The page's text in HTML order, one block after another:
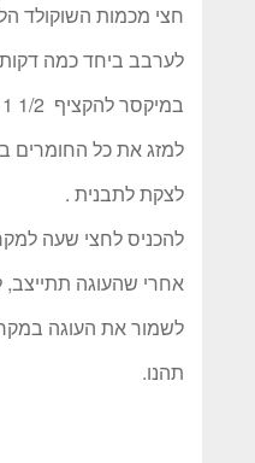
חצי מכמות השוקולד
לערבב ביחד כמה
במיקסר להקציף 1/2 1 מיכלי השמנת המתוקה לקצף עדין ולהוסיף בבחישה.
למזג את כל החומרים
לצקת לתבנית .
להכניס לחצי שעה
אחרי שהעוגה
לשמור את העוגה
תהנו.